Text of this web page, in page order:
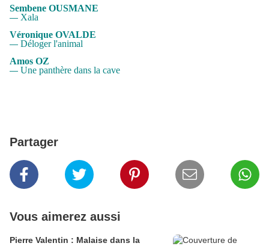
Sembene OUSMANE
— Xala
Véronique OVALDE
— Déloger l'animal
Amos OZ
— Une panthère dans la cave
Partager
Vous aimerez aussi
Pierre Valentin : Malaise dans la